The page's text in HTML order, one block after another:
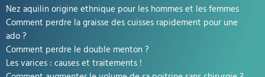
Nez aquilin origine ethnique pour les hommes et les femmes
Comment perdre la graisse des cuisses rapidement pour une
ado ?
Comment perdre le double menton ?
Les varices : causes et traitements !